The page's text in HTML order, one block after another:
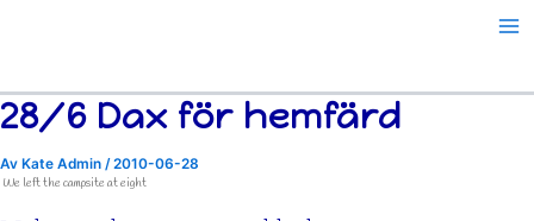
28/6 Dax för hemfärd
Av Kate Admin /2010-06-28
We left the campsite at eight